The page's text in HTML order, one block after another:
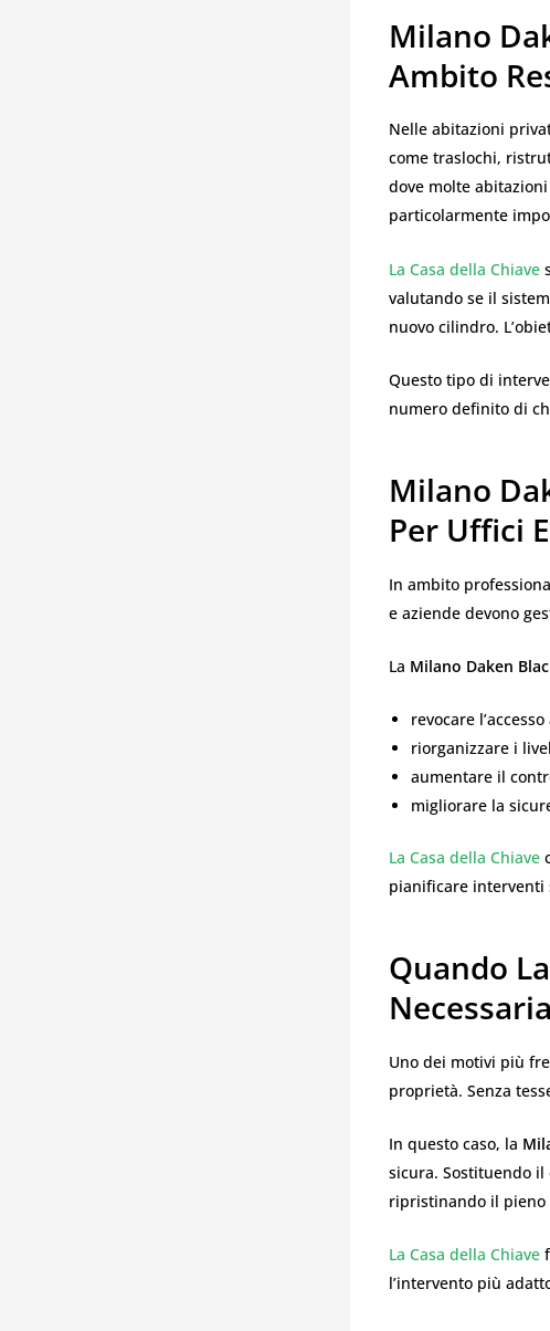
Milano
Ambito
Nelle abitazioni
come traslochi,
dove molte
particolarmente
La Casa della Chiave
valutando se il
nuovo cilindro.
Questo tipo di
numero definito di
Milano
Per Uffici
In ambito
e aziende devono
La Milano Daken
revocare
riorganizzare i
aumentare il
migliorare la
La Casa della Chiave
pianificare interventi
Quando
Uno dei motivi più
proprietà. Senza
In questo caso, la
sicura. Sostituendo
ripristinando il pieno
La Casa della Chiave
l’intervento più